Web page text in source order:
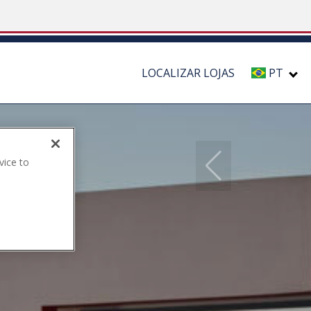
LOCALIZAR LOJAS PT
to